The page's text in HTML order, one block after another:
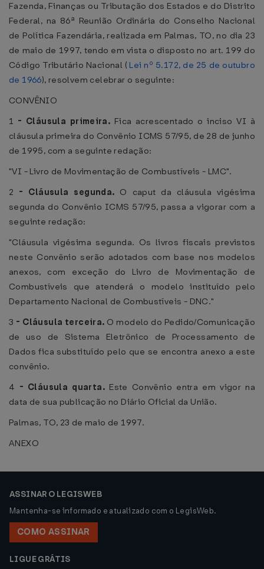
Fazenda, Finanças ou Tributação dos Estados e do Distrito
Federal, na 86ª Reunião Ordinária do Conselho Nacional
de Política Fazendária, realizada em Palmas, TO, no dia 23
de maio de 1997, tendo em vista o disposto no art. 199 do
Código Tributário Nacional ( Lei nº 5.172, de 25 de outubro
de 1966), resolvem celebrar o seguinte:
CONVÊNIO
1 - Cláusula primeira. Fica acrescentado o inciso VI à
cláusula primeira do Convênio ICMS 57/95, de 28 de junho
de 1995, com a seguinte redação:
"VI - Livro de Movimentação de Combustíveis - LMC".
2 - Cláusula segunda. O caput da cláusula vigésima
segunda do Convênio ICMS 57/95, passa a vigorar com a
seguinte redação:
"Cláusula vigésima segunda. Os livros fiscais previstos
neste Convênio serão adotados com base nos modelos
anexos, com exceção do Livro de Movimentação de
Combustíveis que atenderá o modelo instituído pelo
Departamento Nacional de Combustíveis - DNC."
3 - Cláusula terceira. O modelo do Pedido/Comunicação
de uso de Sistema Eletrônico de Processamento de
Dados fica substituído pelo que se encontra anexo a este
convênio.
4 - Cláusula quarta. Este Convênio entra em vigor na
data de sua publicação no Diário Oficial da União.
Palmas, TO, 23 de maio de 1997.
ANEXO
ASSINAR O LEGISWEB
Mantenha-se informado e atualizado com o LegisWeb.
COMO ASSINAR
LIGUE GRÁTIS